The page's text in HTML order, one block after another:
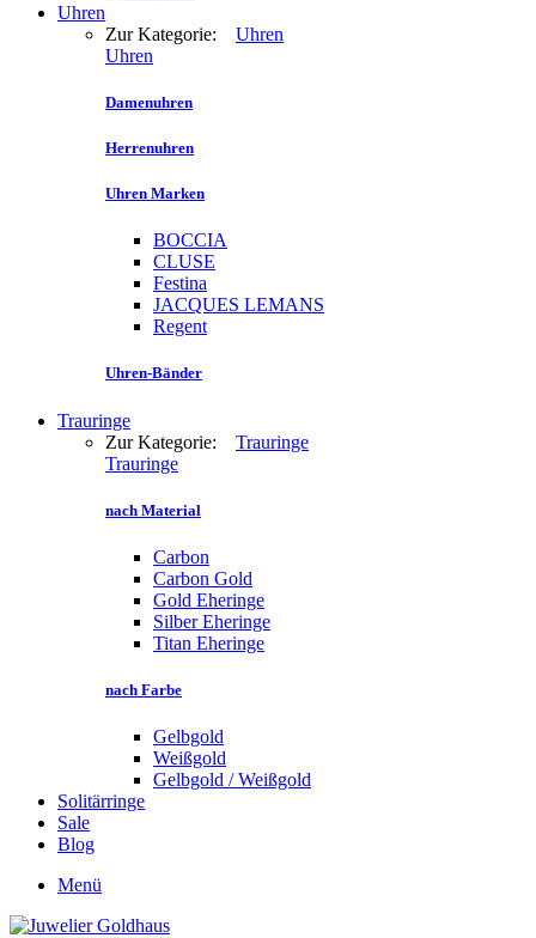
Uhren
Zur Kategorie: Uhren
Uhren
Damenuhren
Herrenuhren
Uhren Marken
BOCCIA
CLUSE
Festina
JACQUES LEMANS
Regent
Uhren-Bänder
Trauringe
Zur Kategorie: Trauringe
Trauringe
nach Material
Carbon
Carbon Gold
Gold Eheringe
Silber Eheringe
Titan Eheringe
nach Farbe
Gelbgold
Weißgold
Gelbgold / Weißgold
Solitärringe
Sale
Blog
Menü